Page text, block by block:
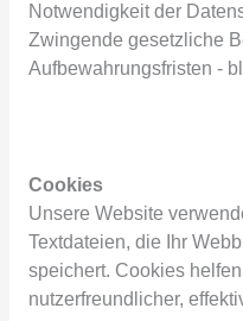
Notwendigkeit der
Zwingende gesetzliche
Aufbewahrungsfristen -
Cookies
Unsere Website
Textdateien, die Ihr
speichert. Cookies
nutzerfreundlicher,